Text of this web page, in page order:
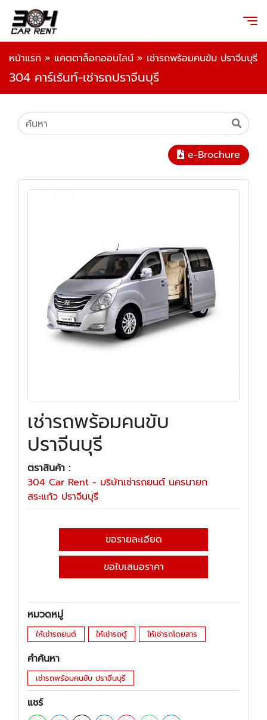
หน้าแรก » แคตตาล็อกออนไลน์ » เช่ารถพร้อมคนขับ ปราจีนบุรี
304 คาร์เร้นท์-เช่ารถปราจีนบุรี
e-Brochure
เช่ารถพร้อมคนขับ
ปราจีนบุรี
ตราสินค้า :
304 Car Rent - บริษัทเช่ารถยนต์ นครนายก
สระแก้ว ปราจีนบุรี
ขอรายละเอียด
ขอใบเสนอราคา
หมวดหมู่
ให้เช่ารถยนต์ ให้เช่ารถตู้ ให้เช่ารถโดยสาร
คำค้นหา
เช่ารถพร้อมคนขับ ปราจีนบุรี
แชร์